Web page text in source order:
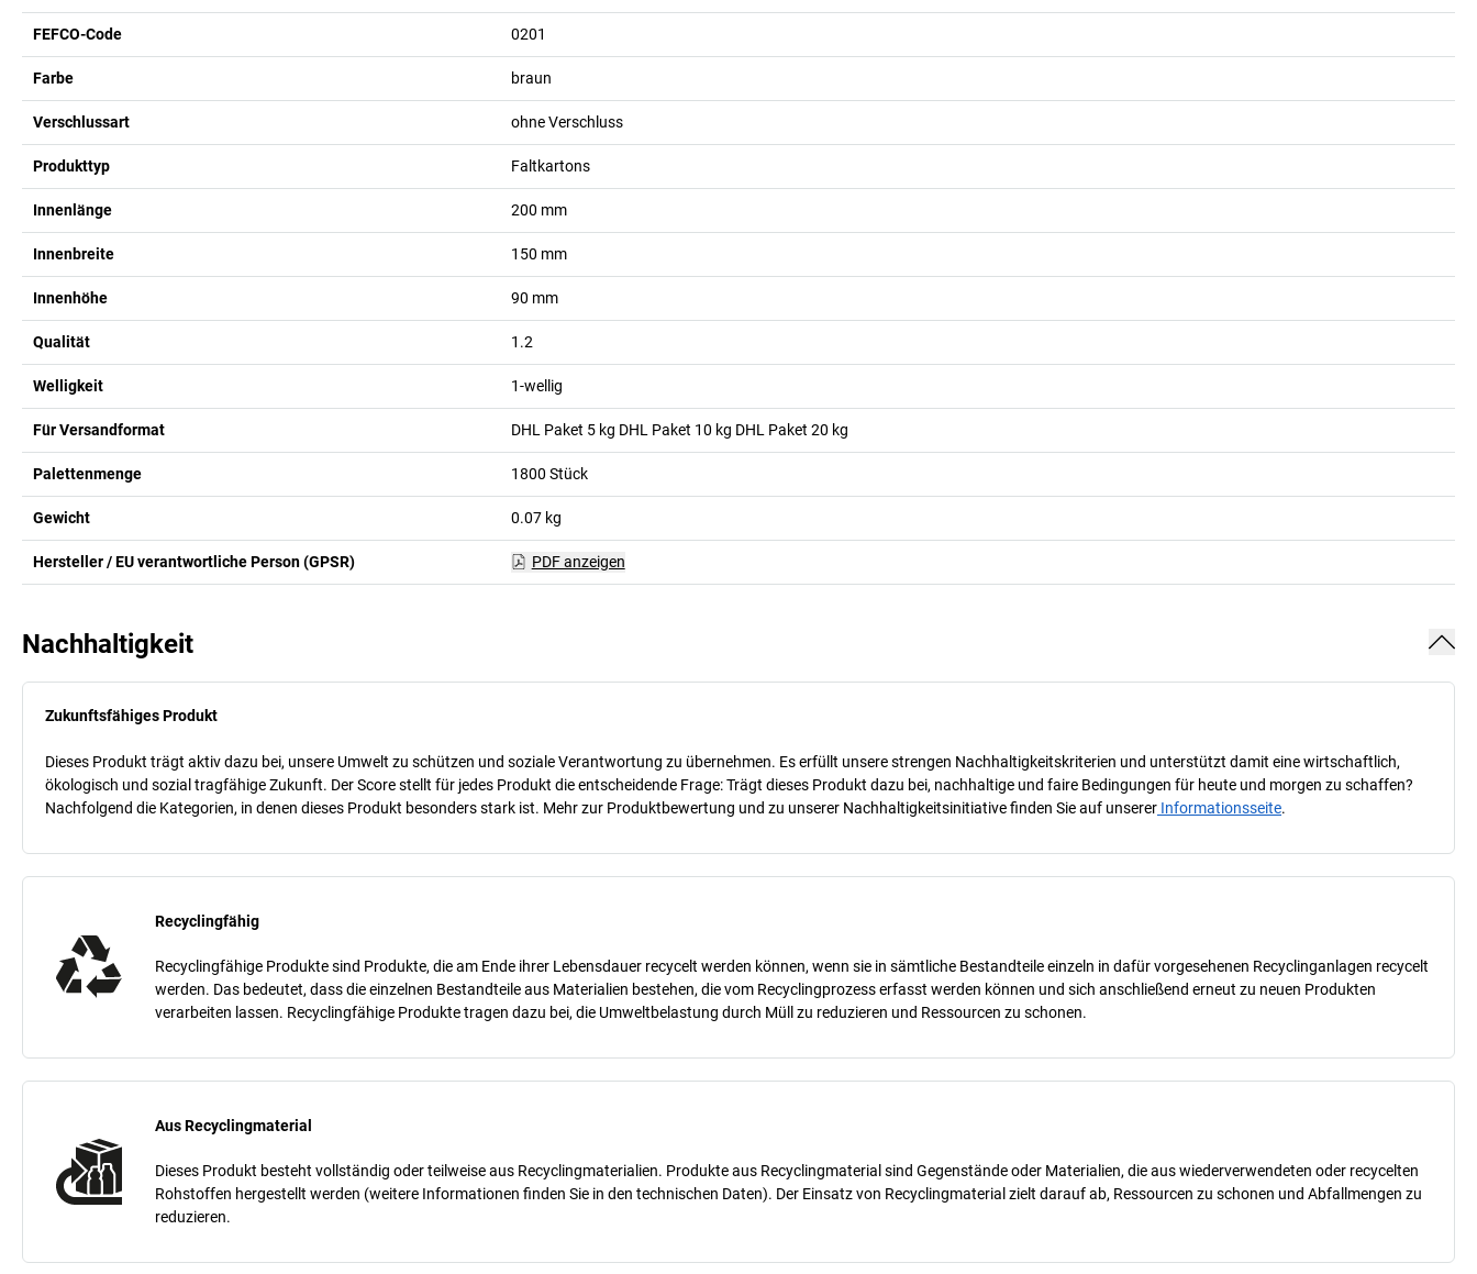
FEFCO-Code 0201
Farbe braun
Verschlussart ohne Verschluss
Produkttyp Faltkartons
Innenlänge 200 mm
Innenbreite 150 mm
Innenhöhe 90 mm
Qualität 1.2
Welligkeit 1-wellig
Für Versandformat DHL Paket 5 kg DHL Paket 10 kg DHL Paket 20 kg
Palettenmenge 1800 Stück
Gewicht 0.07 kg
Hersteller / EU verantwortliche Person (GPSR) PDF anzeigen
Nachhaltigkeit
Zukunftsfähiges Produkt
Dieses Produkt trägt aktiv dazu bei, unsere Umwelt zu schützen und soziale Verantwortung zu übernehmen. Es erfüllt unsere strengen Nachhaltigkeitskriterien und unterstützt damit eine wirtschaftlich,
ökologisch und sozial tragfähige Zukunft. Der Score stellt für jedes Produkt die entscheidende Frage: Trägt dieses Produkt dazu bei, nachhaltige und faire Bedingungen für heute und morgen zu schaffen?
Nachfolgend die Kategorien, in denen dieses Produkt besonders stark ist. Mehr zur Produktbewertung und zu unserer Nachhaltigkeitsinitiative finden Sie auf unserer Informationsseite.
Recyclingfähig
Recyclingfähige Produkte sind Produkte, die am Ende ihrer Lebensdauer recycelt werden können, wenn sie in sämtliche Bestandteile einzeln in dafür vorgesehenen Recyclinganlagen recycelt
werden. Das bedeutet, dass die einzelnen Bestandteile aus Materialien bestehen, die vom Recyclingprozess erfasst werden können und sich anschließend erneut zu neuen Produkten
verarbeiten lassen. Recyclingfähige Produkte tragen dazu bei, die Umweltbelastung durch Müll zu reduzieren und Ressourcen zu schonen.
Aus Recyclingmaterial
Dieses Produkt besteht vollständig oder teilweise aus Recyclingmaterialien. Produkte aus Recyclingmaterial sind Gegenstände oder Materialien, die aus wiederverwendeten oder recycelten
Rohstoffen hergestellt werden (weitere Informationen finden Sie in den technischen Daten). Der Einsatz von Recyclingmaterial zielt darauf ab, Ressourcen zu schonen und Abfallmengen zu
reduzieren.